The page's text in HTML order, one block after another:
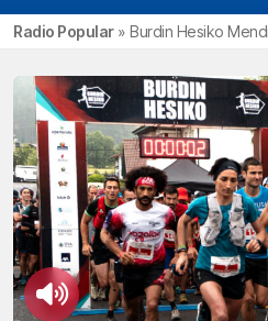
Radio Popular» Burdin Hesiko